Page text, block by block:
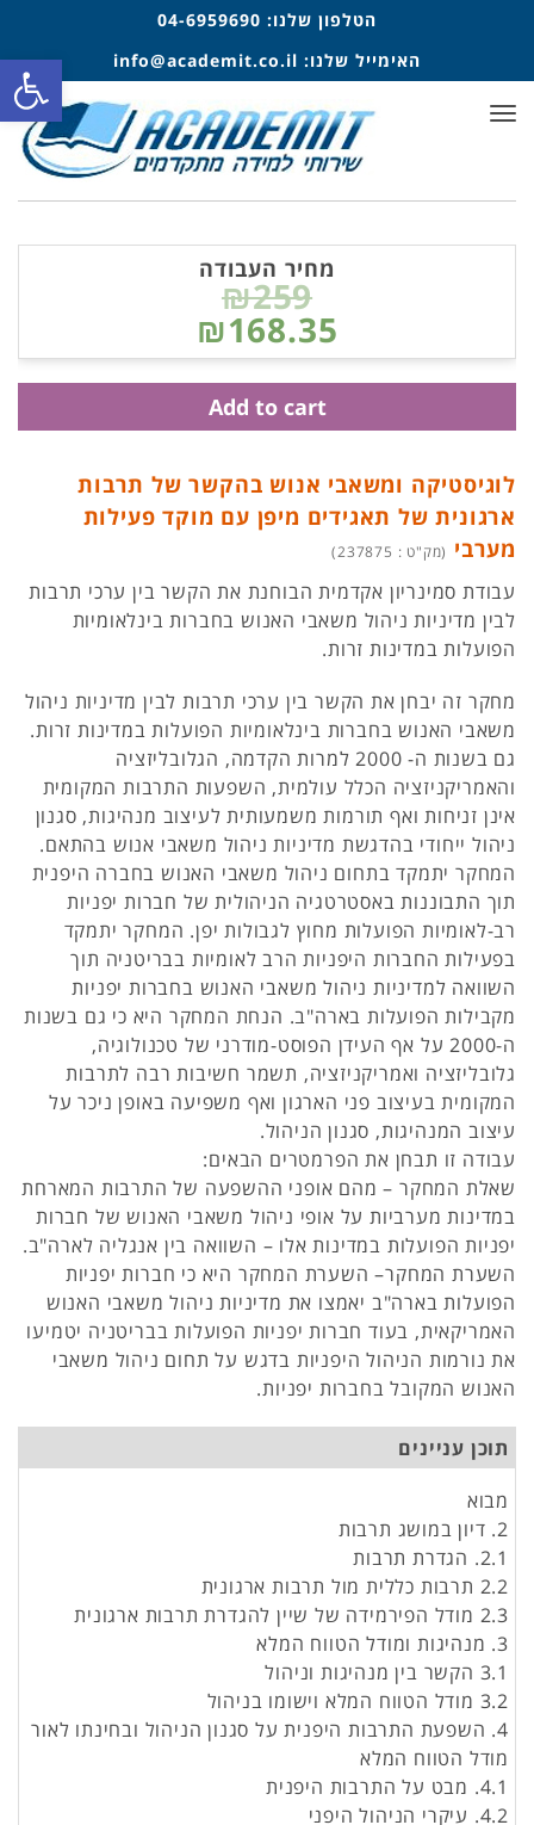
הטלפון שלנו: 04-6959690
האימייל שלנו: info@academit.co.il
תפריט
לוגיסטיקה ומשאבי אנוש בהקשר של תרבות
ארגונית של תאגידים מיפן עם מוקד פעילות
מערבי (מק"ט : 237875)
עבודת סמינריון אקדמית הבוחנת את הקשר בין ערכי תרבות
לבין מדיניות ניהול משאבי האנוש בחברות בינלאומיות
הפועלות במדינות זרות.
מחקר זה יבחן את הקשר בין ערכי תרבות לבין מדיניות ניהול
משאבי האנוש בחברות בינלאומיות הפועלות במדינות זרות.
גם בשנות ה- 2000 למרות הקדמה, הגלובליזציה
והאמריקניזציה הכלל עולמית, השפעות התרבות המקומית
אינן זניחות ואף תורמות משמעותית לעיצוב מנהיגות, סגנון
ניהול ייחודי בהדגשת מדיניות ניהול משאבי אנוש בהתאם.
המחקר יתמקד בתחום ניהול משאבי האנוש בחברה היפנית
תוך התבוננות באסטרטגיה הניהולית של חברות יפניות
רב-לאומיות הפועלות מחוץ לגבולות יפן. המחקר יתמקד
בפעילות החברות היפניות הרב לאומיות בבריטניה תוך
השוואה למדיניות ניהול משאבי האנוש בחברות יפניות
מקבילות הפועלות בארה"ב. הנחת המחקר היא כי גם בשנות
ה-2000 על אף העידן הפוסט-מודרני של טכנולוגיה,
גלובליזציה ואמריקניזציה, תשמר חשיבות רבה לתרבות
המקומית בעיצוב פני הארגון ואף משפיעה באופן ניכר על
עיצוב המנהיגות, סגנון הניהול.
עבודה זו תבחן את הפרמטרים הבאים:
שאלת המחקר – מהם אופני ההשפעה של התרבות המארחת
במדינות מערביות על אופי ניהול משאבי האנוש של חברות
יפניות הפועלות במדינות אלו – השוואה בין אנגליה לארה"ב.
השערת המחקר– השערת המחקר היא כי חברות יפניות
הפועלות בארה"ב יאמצו את מדיניות ניהול משאבי האנוש
האמריקאית, בעוד חברות יפניות הפועלות בבריטניה יטמיעו
את נורמות הניהול היפניות בדגש על תחום ניהול משאבי
האנוש המקובל בחברות יפניות.
תוכן עניינים
מבוא
2. דיון במושג תרבות
2.1. הגדרת תרבות
2.2 תרבות כללית מול תרבות ארגונית
2.3 מודל הפירמידה של שיין להגדרת תרבות ארגונית
3. מנהיגות ומודל הטווח המלא
3.1 הקשר בין מנהיגות וניהול
3.2 מודל הטווח המלא וישומו בניהול
4. השפעת התרבות היפנית על סגנון הניהול ובחינתו לאור
מודל הטווח המלא
4.1. מבט על התרבות היפנית
4.2. עיקרי הניהול היפני
מחיר העבודה
₪259
₪168.35
Add to cart
פתח